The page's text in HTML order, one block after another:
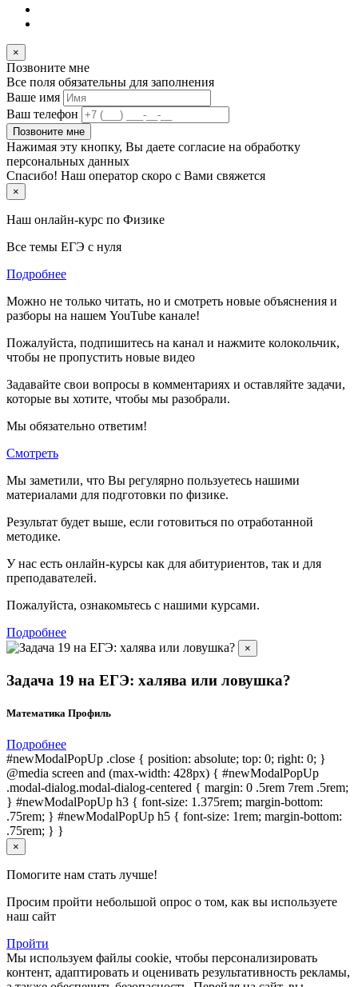
×
Позвоните мне
Все поля обязательны для заполнения
Ваше имя
Ваш телефон
Позвоните мне
Нажимая эту кнопку, Вы даете согласие на обработку
персональных данных
Спасибо! Наш оператор скоро с Вами свяжется
×
Наш онлайн-курс по Физике
Все темы ЕГЭ с нуля
Подробнее
Можно не только читать, но и смотреть новые объяснения и
разборы на нашем YouTube канале!
Пожалуйста, подпишитесь на канал и нажмите колокольчик,
чтобы не пропустить новые видео
Задавайте свои вопросы в комментариях и оставляйте задачи,
которые вы хотите, чтобы мы разобрали.
Мы обязательно ответим!
Смотреть
Мы заметили, что Вы регулярно пользуетесь нашими
материалами для подготовки по физике.
Результат будет выше, если готовиться по отработанной
методике.
У нас есть онлайн-курсы как для абитуриентов, так и для
преподавателей.
Пожалуйста, ознакомьтесь с нашими курсами.
Подробнее
×
Задача 19 на ЕГЭ: халява или ловушка?
Математика Профиль
Подробнее
#newModalPopUp .close { position: absolute; top: 0; right: 0; }
@media screen and (max-width: 428px) { #newModalPopUp
.modal-dialog.modal-dialog-centered { margin: 0 .5rem 7rem .5rem;
} #newModalPopUp h3 { font-size: 1.375rem; margin-bottom:
.75rem; } #newModalPopUp h5 { font-size: 1rem; margin-bottom:
.75rem; } }
×
Помогите нам стать лучше!
Просим пройти небольшой опрос о том, как вы используете
наш сайт
Пройти
Мы используем файлы cookie, чтобы персонализировать
контент, адаптировать и оценивать результативность рекламы,